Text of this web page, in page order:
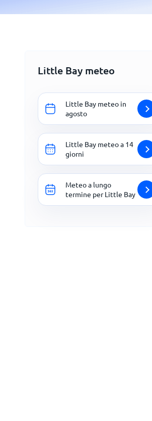
Little Bay meteo
Little Bay meteo in
agosto
Little Bay meteo a 14
giorni
Meteo a lungo
termine per Little Bay